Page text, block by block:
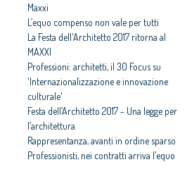
Maxxi
L’equo compenso non vale per tutti
La Festa dell'Architetto 2017 ritorna al
MAXXI
Professioni: architetti, il 30 Focus su
'Internazionalizzazione e innovazione
culturale'
Festa dell’Architetto 2017 - Una legge per
l’architettura
Rappresentanza, avanti in ordine sparso
Professionisti, nei contratti arriva l’equo